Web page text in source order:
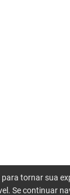
para tornar sua
Se continuar